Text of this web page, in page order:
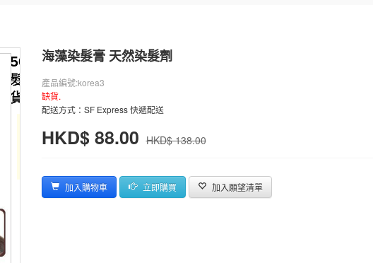
海藻染髮膏 天然染髮劑
產品編號:korea3
缺貨.
配送方式：SF Express 快遞配送
HKD$ 88.00 HKD$ 138.00
加入購物車 立即購買 加入願望清單